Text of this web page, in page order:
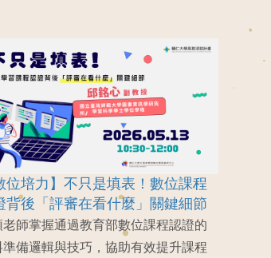
位培力】不只是填表！數位課程
背後「評審在看什麼」關鍵細節
老師掌握通過教育部數位課程認證的
準備邏輯與技巧，協助有效提升課程